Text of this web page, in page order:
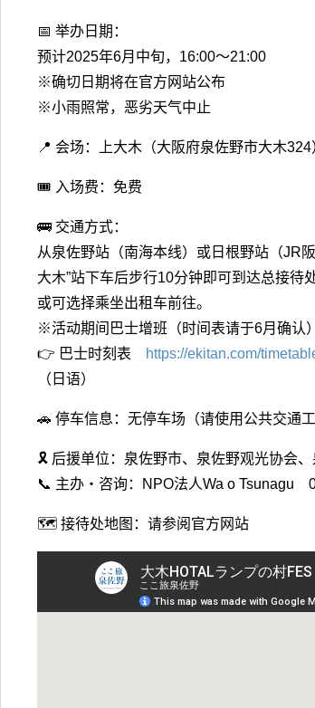
📅 举办日期：
预计2025年6月中旬，16:00～21:00
※确切日期将在官方网站公布
※小雨照常，恶劣天气中止
📍 会场：上大木（大阪府泉佐野市大木
🎟️ 入场费：免费
🚌 交通方式：
从泉佐野站（南海本线）或日根野站（JR
大木”站下车后步行10分钟即可到达总接待处
或可选择乘坐出租车前往。
※活动期间巴士增班（时间表请于6月确认
👉 巴士时刻表
https://ekitan.com/
（日语）
🚗 停车信息：无停车场（请使用公共交通工
🎗️ 后援单位：泉佐野市、泉佐野观光协会
📞 主办・咨询：NPO法人Wa o Tsunagu
🗺️ 接待处地图：请参阅官方网站